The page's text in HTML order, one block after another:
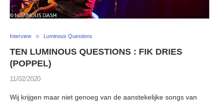
Interview Luminous Questions
TEN LUMINOUS QUESTIONS : FIK DRIES
(POPPEL)
11/02/2020
Wij krijgen maar niet genoeg van de aanstekelijke songs van